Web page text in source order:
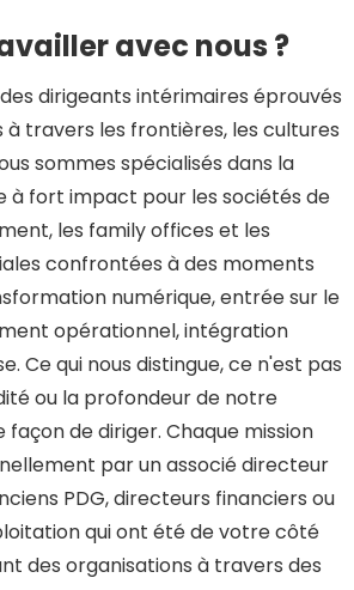
avec nous ?
dirigeants intérimaires éprouvés
à travers les frontières, les cultures
sommes spécialisés dans la
à fort impact pour les sociétés de
les family offices et les
confrontées à des moments
numérique, entrée sur le
opérationnel, intégration
Ce qui nous distingue, ce n'est pas
ou la profondeur de notre
de diriger. Chaque mission
par un associé directeur
PDG, directeurs financiers ou
qui ont été de votre côté
des organisations à travers des